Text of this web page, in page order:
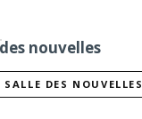
nouvelles
SALLE DES NOUVELLES